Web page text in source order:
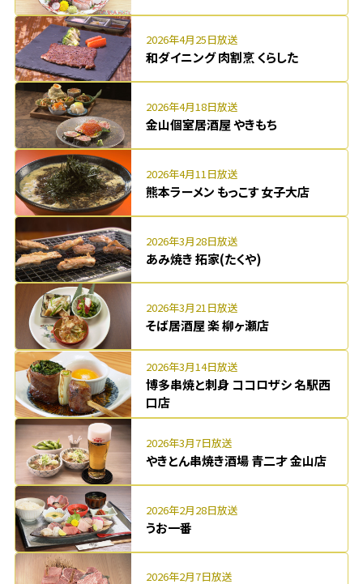
2026年4月25日放送
和ダイニング 肉割烹 くらした
2026年4月18日放送
金山個室居酒屋 やきもち
2026年4月11日放送
熊本ラーメン もっこす 女子大店
2026年3月28日放送
あみ焼き 拓家(たくや)
2026年3月21日放送
そば居酒屋 楽 柳ヶ瀬店
2026年3月14日放送
博多串焼と刺身 ココロザシ 名駅西
口店
2026年3月7日放送
やきとん串焼き酒場 青二才 金山店
2026年2月28日放送
うお一番
2026年2月7日放送